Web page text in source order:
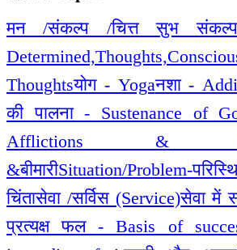
मन /संकल्प /चित्त सुभ
Thoughtsयोग - Yogaनशा -
की पालना - Sustenance of
Afflictions &
&बीमारीSituation/Problem-
चिंतासेवा /सर्विस (Service)सेवा में
प्रत्यक्ष फल - Basis of